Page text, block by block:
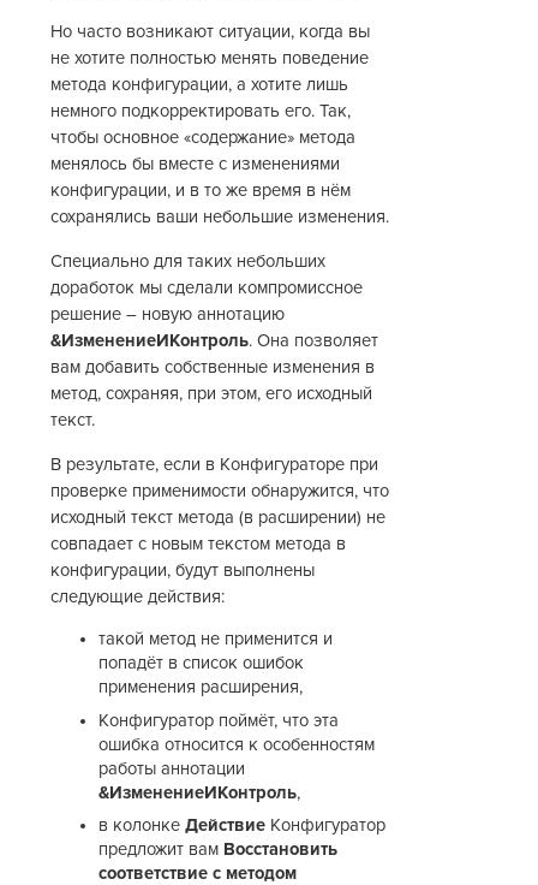
Но часто возникают ситуации, когда вы
не хотите полностью менять поведение
метода конфигурации, а хотите лишь
немного подкорректировать его. Так,
чтобы основное «содержание» метода
менялось бы вместе с изменениями
конфигурации, и в то же время в нём
сохранялись ваши небольшие изменения.
Специально для таких небольших
доработок мы сделали компромиссное
решение – новую аннотацию
&ИзменениеИКонтроль. Она позволяет
вам добавить собственные изменения в
метод, сохраняя, при этом, его исходный
текст.
В результате, если в Конфигураторе при
проверке применимости обнаружится, что
исходный текст метода (в расширении) не
совпадает с новым текстом метода в
конфигурации, будут выполнены
следующие действия:
такой метод не применится и
попадёт в список ошибок
применения расширения,
Конфигуратор поймёт, что эта
ошибка относится к особенностям
работы аннотации
&ИзменениеИКонтроль,
в колонкеДействие Конфигуратор
предложит вам Восстановить
соответствие с методом